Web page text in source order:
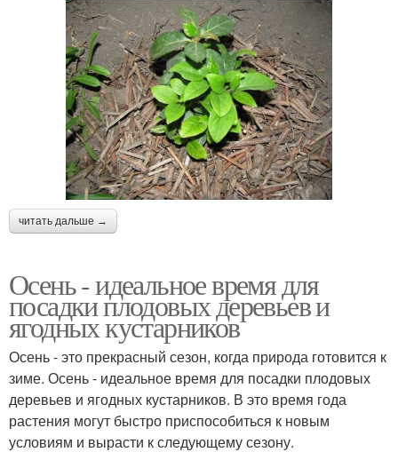
читать дальше →
Осень - идеальное время для
посадки плодовых деревьев и
ягодных кустарников
Осень - это прекрасный сезон, когда природа готовится к
зиме. Осень - идеальное время для посадки плодовых
деревьев и ягодных кустарников. В это время года
растения могут быстро приспособиться к новым
условиям и вырасти к следующему сезону.